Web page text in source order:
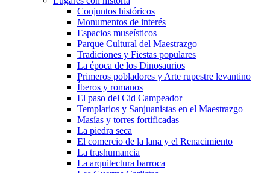
Conjuntos históricos
Monumentos de interés
Espacios museísticos
Parque Cultural del Maestrazgo
Tradiciones y Fiestas populares
La época de los Dinosaurios
Primeros pobladores y Arte rupestre levantino
Íberos y romanos
El paso del Cid Campeador
Templarios y Sanjuanistas en el Maestrazgo
Masías y torres fortificadas
La piedra seca
El comercio de la lana y el Renacimiento
La trashumancia
La arquitectura barroca